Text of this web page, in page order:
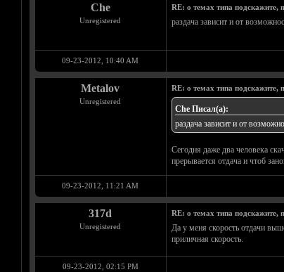
Che
Unregistered
RE: о темах типа подскажите,
раздача зависит и от
09-23-2012, 10:40 AM
Metalov
Unregistered
RE: о темах типа подскажите,
Che Писал(а):
раздача зависит и от
Сегодня даже два человека
прерывается отдача и чтоб
09-23-2012, 11:21 AM
317d
Unregistered
RE: о темах типа подскажите,
Да у меня скорость отдачи
приличная скорость.
09-23-2012, 02:15 PM